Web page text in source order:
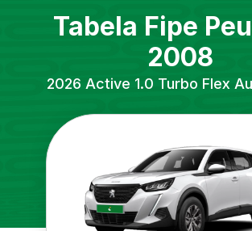
Tabela Fipe
2008
2026 Active 1.0 Turbo Flex